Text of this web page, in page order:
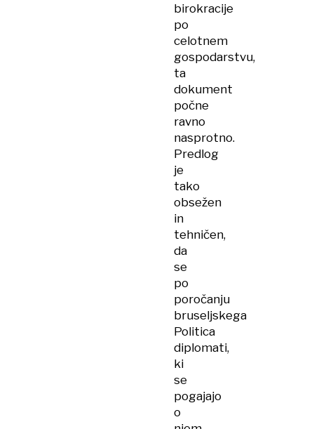
birokracije
po
celotnem
gospodarstvu,
ta
dokument
počne
ravno
nasprotno.
Predlog
je
tako
obsežen
in
tehničen,
da
se
po
poročanju
bruseljskega
Politica
diplomati,
ki
se
pogajajo
o